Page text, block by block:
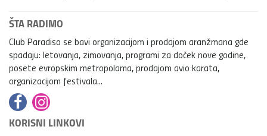
ŠTA RADIMO
Club Paradiso se bavi organizacijom i prodajom aranžmana gde
spadaju: letovanja, zimovanja, programi za doček nove godine,
posete evropskim metropolama, prodajom avio karata,
organizacijom festivala...
KORISNI LINKOVI